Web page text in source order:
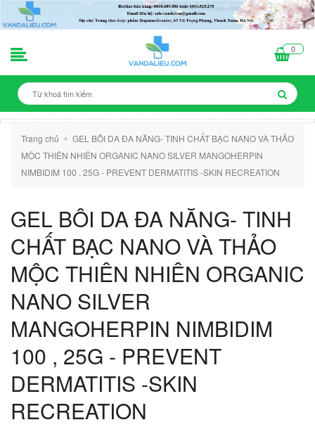
0
Trang chủ + GEL BÔI DA ĐA NĂNG- TINH CHẤT BẠC NANO VÀ THẢO
MỘC THIÊN NHIÊN ORGANIC NANO SILVER MANGOHERPIN
NIMBIDIM 100 , 25G - PREVENT DERMATITIS -SKIN RECREATION
GEL BÔI DA ĐA NĂNG- TINH
CHẤT BẠC NANO VÀ THẢO
MỘC THIÊN NHIÊN ORGANIC
NANO SILVER
MANGOHERPIN NIMBIDIM
100 , 25G - PREVENT
DERMATITIS -SKIN
RECREATION